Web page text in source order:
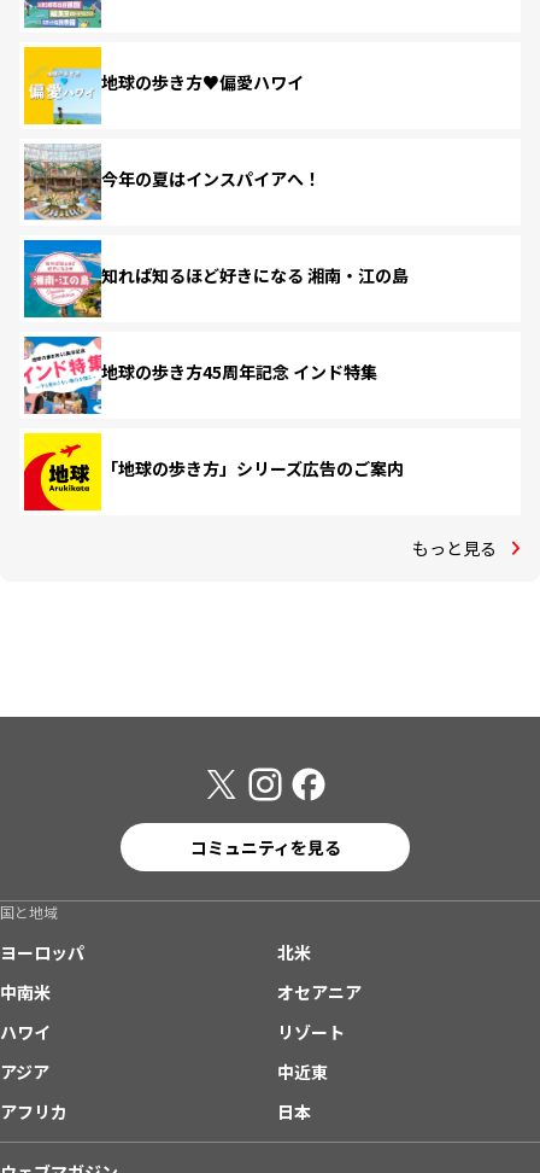
地球の歩き方♥偏愛ハワイ
今年の夏はインスパイアへ！
知れば知るほど好きになる 湘南・江の島
地球の歩き方45周年記念 インド特集
「地球の歩き方」シリーズ広告のご案内
もっと見る
コミュニティを見る
国と地域
ヨーロッパ
北米
中南米
オセアニア
ハワイ
リゾート
アジア
中近東
アフリカ
日本